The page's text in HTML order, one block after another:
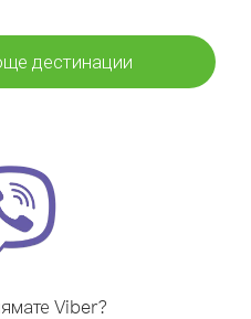
дестинации
Viber?